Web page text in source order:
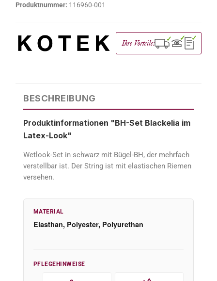
Produktnummer: 116960-001
Ihre Vorteile: ✓ ✓ ✓
BESCHREIBUNG
Produktinformationen "BH-Set Blackelia im
Latex-Look"
Wetlook-Set in schwarz mit Bügel-BH, der mehrfach
verstellbar ist. Der String ist mit elastischen Riemen
versehen.
MATERIAL
Elasthan, Polyester, Polyurethan
PFLEGEHINWEISE